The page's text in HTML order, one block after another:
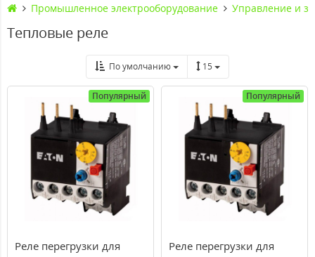
Промышленное электрооборудование Управление и
Тепловые реле
По умолчанию 15
Популярный
Реле перегрузки для
Популярный
Реле перегрузки для